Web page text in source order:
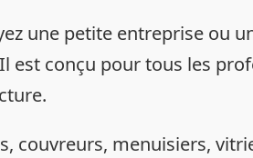
une petite entreprise ou
est conçu pour tous les
couvreurs, menuisiers,